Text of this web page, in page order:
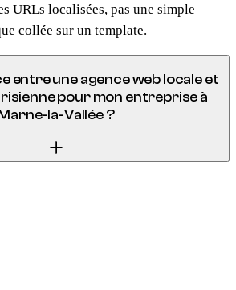
URLs localisées, pas une simple
collée sur un template.
entre une agence web locale et
pour mon entreprise à
la-Vallée ?